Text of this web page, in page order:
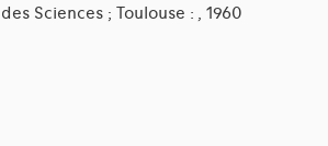
des Sciences ; Toulouse : , 1960